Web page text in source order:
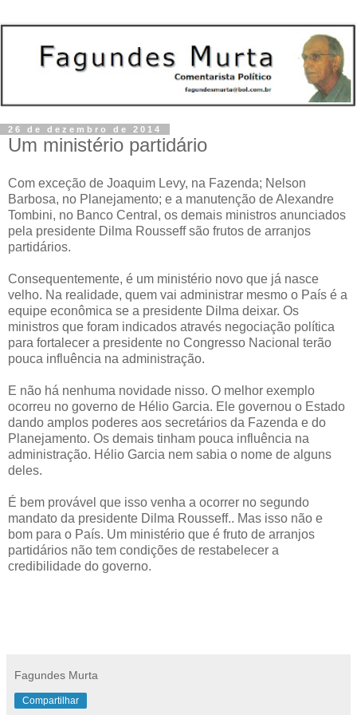
26 de dezembro de 2014
Um ministério partidário
Com exceção de Joaquim Levy, na Fazenda; Nelson
Barbosa, no Planejamento; e a manutenção de Alexandre
Tombini, no Banco Central, os demais ministros anunciados
pela presidente Dilma Rousseff são frutos de arranjos
partidários.
Consequentemente, é um ministério novo que já nasce
velho. Na realidade, quem vai administrar mesmo o País é a
equipe econômica se a presidente Dilma deixar. Os
ministros que foram indicados através negociação política
para fortalecer a presidente no Congresso Nacional terão
pouca influência na administração.
E não há nenhuma novidade nisso. O melhor exemplo
ocorreu no governo de Hélio Garcia. Ele governou o Estado
dando amplos poderes aos secretários da Fazenda e do
Planejamento. Os demais tinham pouca influência na
administração. Hélio Garcia nem sabia o nome de alguns
deles.
É bem provável que isso venha a ocorrer no segundo
mandato da presidente Dilma Rousseff.. Mas isso não e
bom para o País. Um ministério que é fruto de arranjos
partidários não tem condições de restabelecer a
credibilidade do governo.
Fagundes Murta
Compartilhar